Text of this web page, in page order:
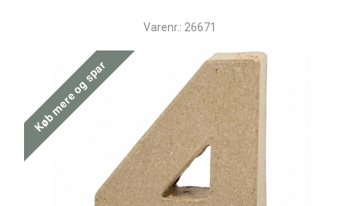
Varenr.: 26671
Køb mere og spar